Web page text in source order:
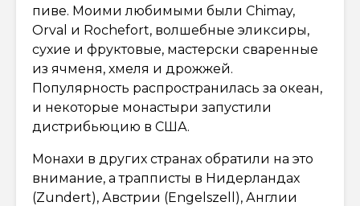
пиве. Моими любимыми были Chimay,
Orval и Rochefort, волшебные эликсиры,
сухие и фруктовые, мастерски сваренные
из ячменя, хмеля и дрожжей.
Популярность распространилась за океан,
и некоторые монастыри запустили
дистрибьюцию в США.
Монахи в других странах обратили на это
внимание, а трапписты в Нидерландах
(Zundert), Австрии (Engelszell), Англии